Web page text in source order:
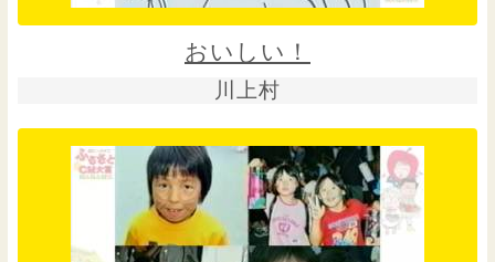
おいしい！
川上村